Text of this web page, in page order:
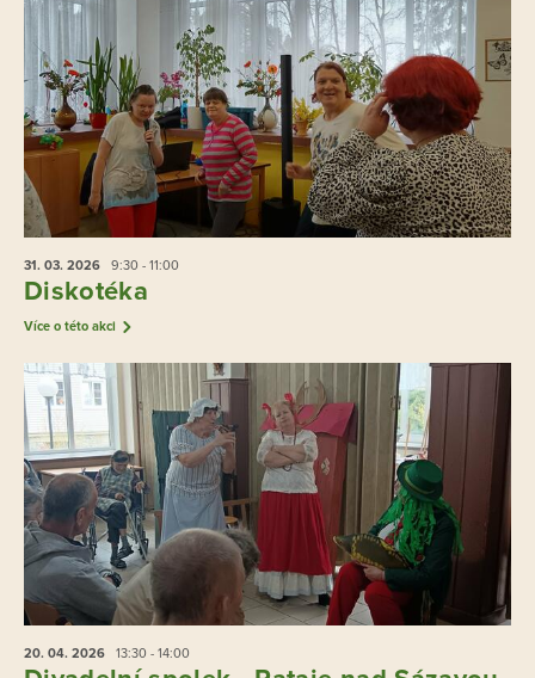
31. 03. 2026 9:30 - 11:00
Diskotéka
Více o této akci
20. 04. 2026 13:30 - 14:00